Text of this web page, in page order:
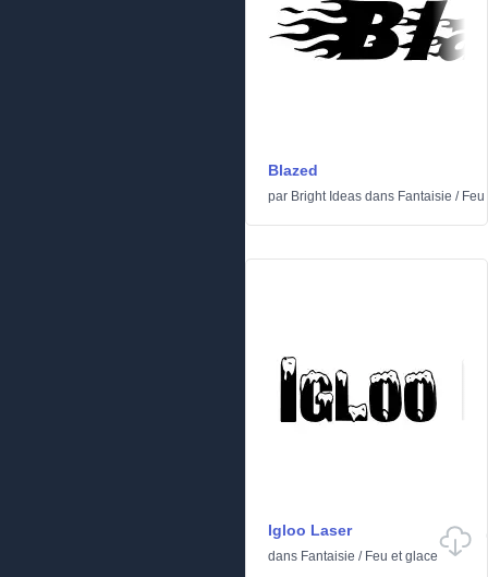
Blazed
par Bright Ideas dans Fantaisie /
Igloo Laser
dans Fantaisie / Feu et glace